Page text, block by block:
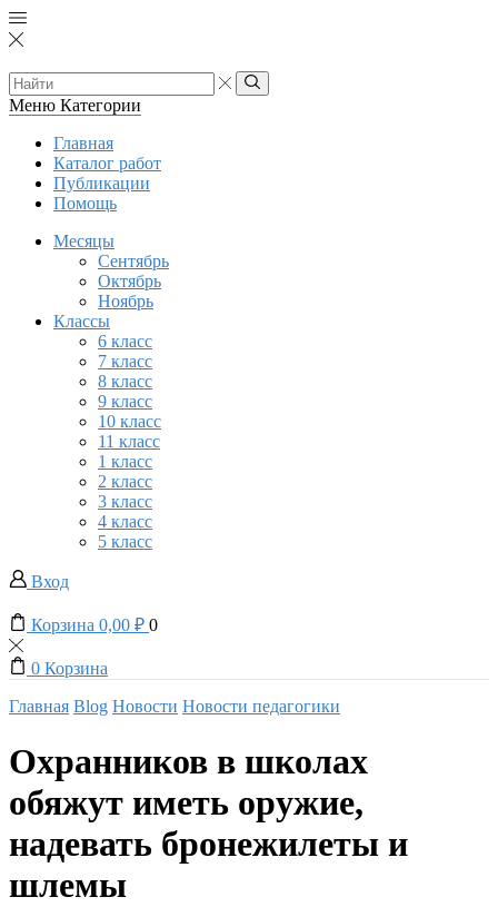
Search
input
Search
Меню Категории
Главная
Каталог работ
Публикации
Помощь
Месяцы
Сентябрь
Октябрь
Ноябрь
Классы
6 класс
7 класс
8 класс
9 класс
10 класс
11 класс
1 класс
2 класс
3 класс
4 класс
5 класс
Вход
Корзина 0,00 ₽ 0
0 Корзина
Главная Blog Новости Новости педагогики
Охранников в школах
обяжут иметь оружие,
надевать бронежилеты и
шлемы